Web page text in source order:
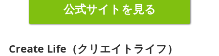
公式サイトを見る
Create Life（クリエイトライフ）